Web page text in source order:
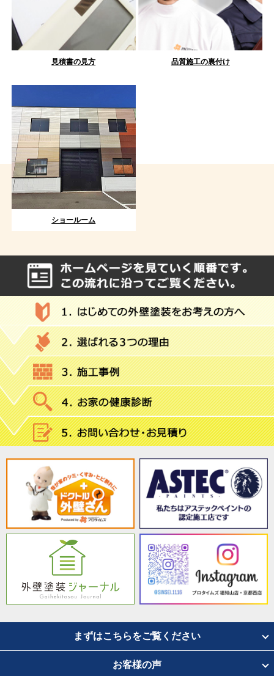
見積書の見方 品質施工の裏付け
ショールーム
まずはこちらをご覧ください
お客様の声